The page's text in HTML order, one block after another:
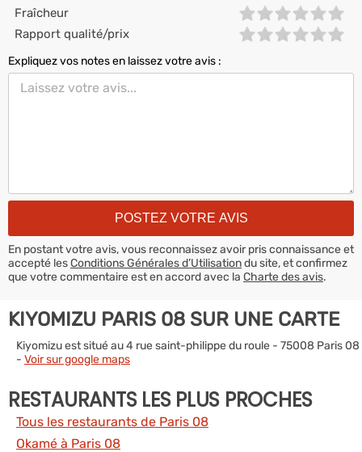
Fraîcheur
Rapport qualité/prix
Expliquez vos notes en laissez votre avis :
En postant votre avis, vous reconnaissez avoir pris connaissance et
accepté lesConditions Générales d’Utilisationdu site, et confirmez
que votre commentaire est en accord avec la Charte des avis.
KIYOMIZU PARIS 08 SUR UNE CARTE
Kiyomizu est situé au 4 rue saint-philippe du roule - 75008 Paris 08
- Voir sur google maps
RESTAURANTS LES PLUS PROCHES
Tous les restaurants de Paris 08
Okamé à Paris 08